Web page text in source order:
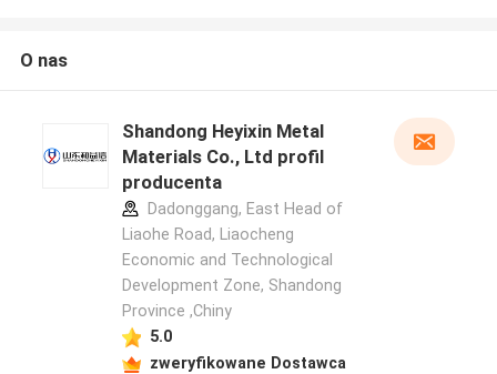
O nas
Shandong Heyixin Metal
Materials Co., Ltd profil
producenta
Dadonggang, East Head of
Liaohe Road, Liaocheng
Economic and Technological
Development Zone, Shandong
Province ,Chiny
5.0
zweryfikowane Dostawca